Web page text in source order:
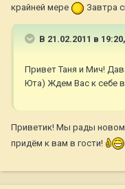
крайней мере
Завтра
В 21.02.2011 в
Привет Таня и Мич!
Юта) Ждем Вас к себе в
Приветик! Мы рады
придём к вам в гости!